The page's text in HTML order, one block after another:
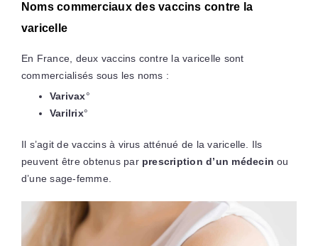
Noms commerciaux des vaccins contre la
varicelle
En France, deux vaccins contre la varicelle sont
commercialisés sous les noms :
Varivax°
Varilrix°
Il s’agit de vaccins à virus atténué de la varicelle. Ils
peuvent être obtenus par prescription d’un médecin ou
d’une sage-femme.